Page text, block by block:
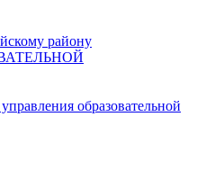
району
образовательной